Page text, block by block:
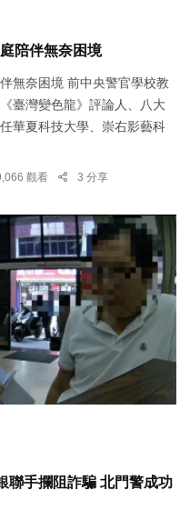
陪伴無奈困境
無奈困境 前中央警官學校教
臺灣變色龍》評論人、八大
華夏科技大學、崇右影藝科
觀看 3 分享
聯手攔阻詐騙 北門警成功